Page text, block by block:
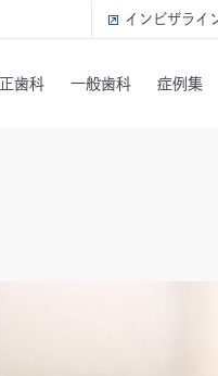
インビザライ
歯科 一般歯科 症例集